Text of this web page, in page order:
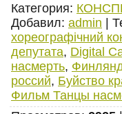
Категория:
Добавил: admin |
хореографічний
депутата, Digital
насмерть,
россий, Буйство
Фильм Танцы